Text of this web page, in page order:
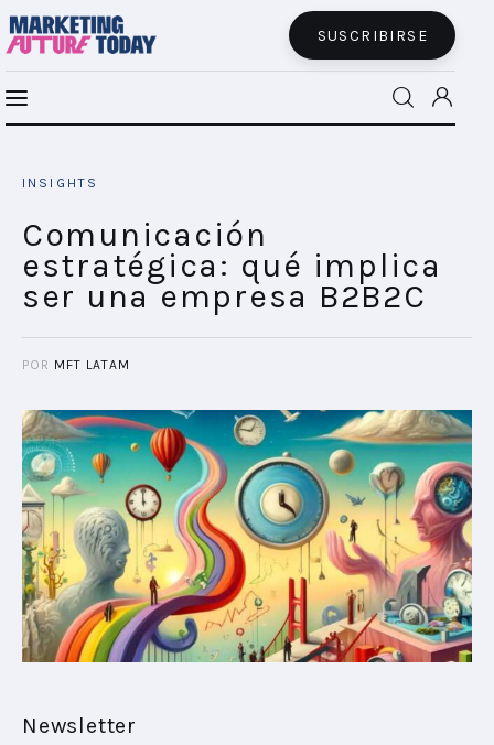
SUSCRIBIRSE
INSIGHTS
CONECTADES
PODCAST
PLAYBOOKS
NOVEDADES DE LOS MIEMBROS
INSIGHTS
Comunicación
estratégica: qué implica
ser una empresa B2B2C
POR MFT LATAM
Newsletter